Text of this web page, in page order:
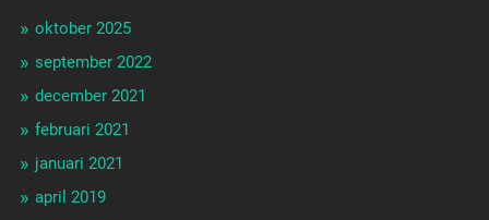
oktober 2025
september 2022
december 2021
februari 2021
januari 2021
april 2019